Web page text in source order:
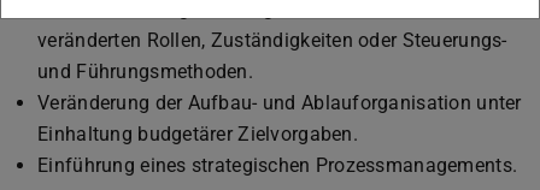
veränderten Rollen, Zuständigkeiten oder Steuerungs-
und Führungsmethoden.
Veränderung der Aufbau- und Ablauforganisation unter
Einhaltung budgetärer Zielvorgaben.
Einführung eines strategischen Prozessmanagements.